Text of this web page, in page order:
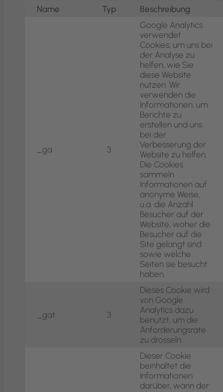
Name Typ Beschreibung
_ga 3
Google Analytics
verwendet
Cookies, um uns bei
der Analyse zu
helfen, wie Sie
diese Website
nutzen. Wir
verwenden die
Informationen, um
Berichte zu
erstellen und uns
bei der
Verbesserung der
Website zu helfen.
Die Cookies
sammeln
Informationen auf
anonyme Weise,
u.a. die Anzahl
Besucher auf der
Website, woher die
Besucher auf die
Site gelangt sind
sowie welche
Seiten sie besucht
haben.
_gat 3
Dieses Cookie wird
von Google
Analytics dazu
benutzt, um die
Anforderungsrate
zu drosseln.
Dieser Cookie
beinhaltet die
Informationen
darüber, wann der